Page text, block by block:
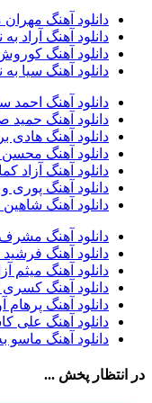
آراز نصیری
آراکو1
آراکوم3
آران2
آران براتی1
آران براتی و
آران، مُوِرس و
آرپژ1
آرتا1
آرتا اسدی1
آرتا و سارن1
آرتام1
آرتان گادلی1
آرتبن بهادری
آرتين شاهوران1
آرتی1
آرتین1
آرتین بهادری12
آرتین سلیمانی1
آردا1
آرسام1
آرسام سالار
آرسین2
دانلود آهنگ
دانلود آهنگ آراد
دانلود آهنگ
دانلود آهنگ سیا
دانلود آهنگ احمد
دانلود آهنگ حمید
دانلود آهنگ هادی
دانلود آهنگ
دانلود آهنگ آزاد
دانلود آهنگ پوری
دانلود آهنگ
دانلود آهنگ
دانلود آهنگ
دانلود آهنگ میثم
دانلود آهنگ
دانلود آهنگ
دانلود آهنگ علی
دانلود آهنگ ماسو
در انتظار پخش ...